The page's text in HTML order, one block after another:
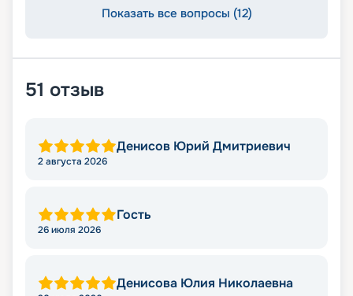
Показать все вопросы (12)
51 отзыв
Денисов Юрий Дмитриевич
2 августа 2026
Гость
26 июля 2026
Денисова Юлия Николаевна